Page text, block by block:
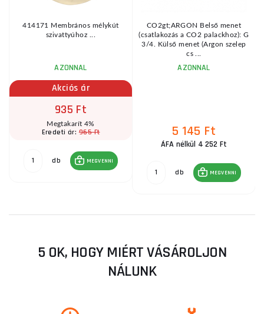
414171 Membrános mélykút
szivattyúhoz ...
AZONNAL
Akciós ár
935 Ft
Megtakarít 4%
Eredeti ár:965 Ft
db MEGVENNI
CO2gt;ARGON Belső menet
(csatlakozás a CO2 palackhoz): G
3/4. Külső menet (Argon szelep
cs ...
AZONNAL
5 145 Ft
ÁFA nélkül 4 252 Ft
db MEGVENNI
5 OK, HOGY MIÉRT VÁSÁROLJON
NÁLUNK